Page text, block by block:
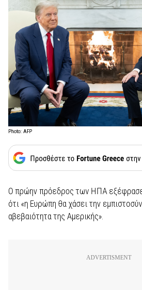
Photo: AFP
Ο πρώην πρόεδρος των ΗΠΑ εξέφρασε
ότι «η Ευρώπη θα χάσει την
αβεβαιότητα της Αμερικής».